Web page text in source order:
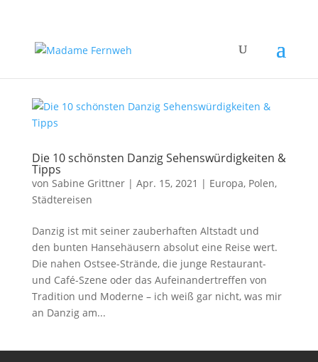
Die 10 schönsten Danzig Sehenswürdigkeiten &
Tipps
von Sabine Grittner| Apr. 15, 2021 | Europa, Polen,
Städtereisen
Danzig ist mit seiner zauberhaften Altstadt und
den bunten Hansehäusern absolut eine Reise wert.
Die nahen Ostsee-Strände, die junge Restaurant-
und Café-Szene oder das Aufeinandertreffen von
Tradition und Moderne – ich weiß gar nicht, was mir
an Danzig am...